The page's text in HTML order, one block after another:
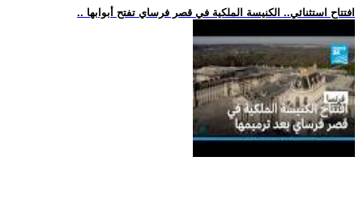
.. افتتاح استثنائي.. الكنيسة الملكية في قصر فرساي تفتح أبوابها